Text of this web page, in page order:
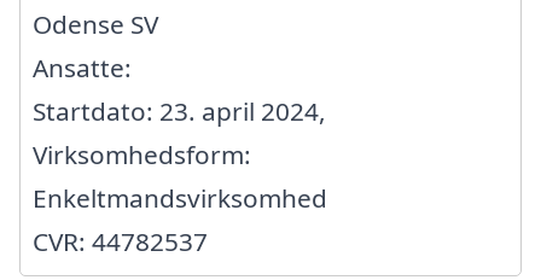
Odense SV
Ansatte:
Startdato: 23. april 2024,
Virksomhedsform:
Enkeltmandsvirksomhed
CVR: 44782537